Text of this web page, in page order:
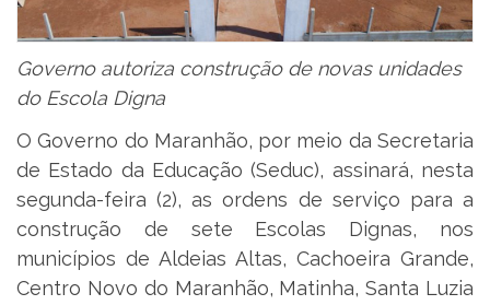
Governo autoriza construção de novas unidades
do Escola Digna
O Governo do Maranhão, por meio da Secretaria
de Estado da Educação (Seduc), assinará, nesta
segunda-feira (2), as ordens de serviço para a
construção de sete Escolas Dignas, nos
municípios de Aldeias Altas, Cachoeira Grande,
Centro Novo do Maranhão, Matinha, Santa Luzia